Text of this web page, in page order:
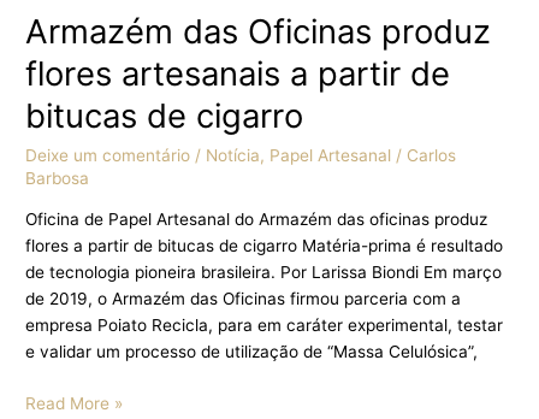
Armazém das Oficinas produz
flores artesanais a partir de
bitucas de cigarro
Deixe um comentário / Notícia, Papel Artesanal / Carlos
Barbosa
Oficina de Papel Artesanal do Armazém das oficinas produz
flores a partir de bitucas de cigarro Matéria-prima é resultado
de tecnologia pioneira brasileira. Por Larissa Biondi Em março
de 2019, o Armazém das Oficinas firmou parceria com a
empresa Poiato Recicla, para em caráter experimental, testar
e validar um processo de utilização de “Massa Celulósica”,
Read More »